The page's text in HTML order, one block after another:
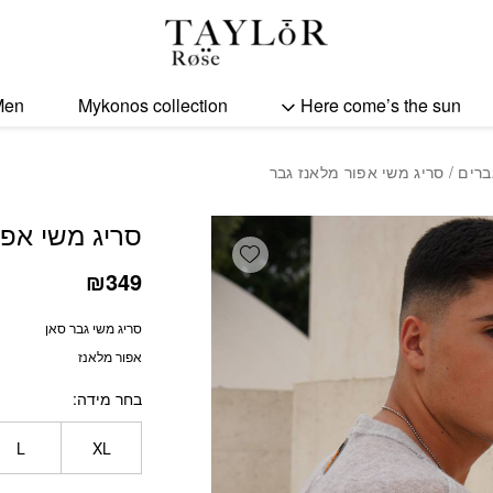
Here come’s the sun
Mykonos collection
/ סריג משי אפור מלאנז גבר
סריג משי
₪349
סריג משי גבר סאן
אפור מלאנז
בחר מידה
XL
L
Add wishlist